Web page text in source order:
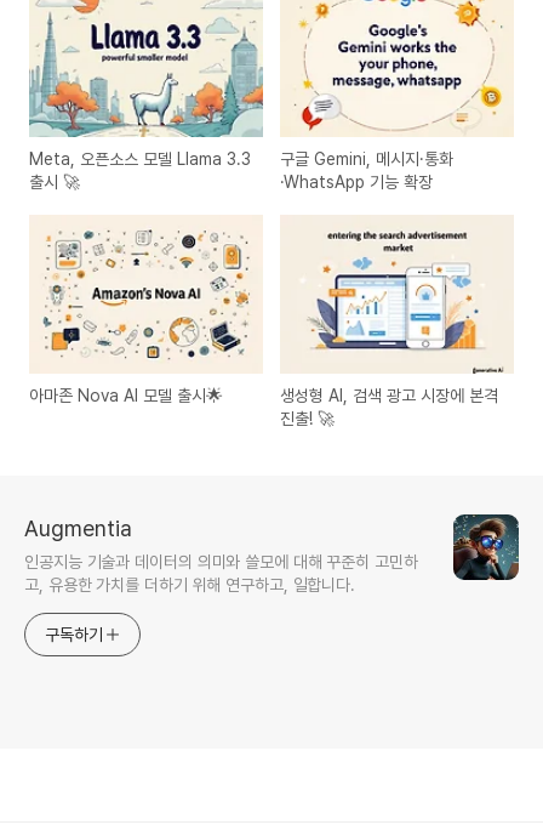
Meta, 오픈소스 모델 Llama 3.3
출시 🚀
구글 Gemini, 메시지·통화
·WhatsApp 기능 확장
아마존 Nova AI 모델 출시🌟
생성형 AI, 검색 광고 시장에 본격
진출! 🚀
Augmentia
인공지능 기술과 데이터의 의미와 쓸모에 대해 꾸준히 고민하
고, 유용한 가치를 더하기 위해 연구하고, 일합니다.
구독하기